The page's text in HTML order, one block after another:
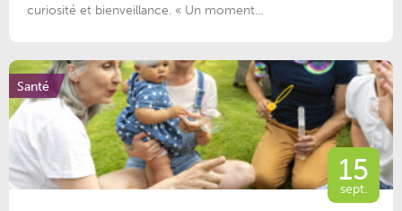
curiosité et bienveillance. « Un moment...
Santé
15
sept.